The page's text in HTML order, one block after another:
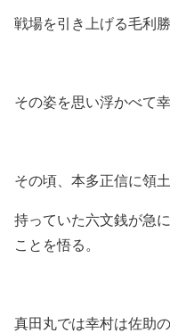
戦場を引き上げる毛利勝
その姿を思い浮かべて
その頃、本多正信に領
持っていた六文銭が急
ことを悟る。
真田丸では幸村は佐助